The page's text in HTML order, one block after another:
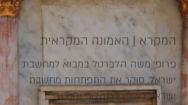
המקרא | האמונה המקראית
פרופ' משה הלברטל במבוא למחשבת
ישראל, סוקר את התפתחות מחשבת
ישראל באופן כרונולוגי וקטגורי